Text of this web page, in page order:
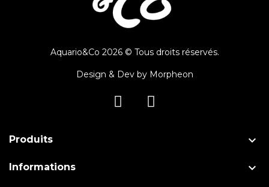
Aquario&Co 2026 © Tous droits réservés.
Design & Dev by Morpheon
Produits 
Informations 